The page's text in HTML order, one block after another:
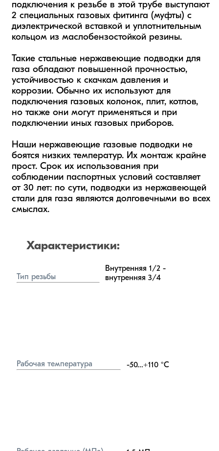
подключения к резьбе в этой трубе выступают
2 специальных газовых фитинга (муфты) с
диэлектрической вставкой и уплотнительным
кольцом из маслобензостойкой резины.
Такие стальные нержавеющие подводки для
газа обладают повышенной прочностью,
устойчивостью к скачкам давления и
коррозии. Обычно их используют для
подключения газовых колонок, плит, котлов,
но также они могут применяться и при
подключении иных газовых приборов.
Наши нержавеющие газовые подводки не
боятся низких температур. Их монтаж крайне
прост. Срок их использования при
соблюдении паспортных условий составляет
от 30 лет: по сути, подводки из нержавеющей
стали для газа являются долговечными во всех
смыслах.
Характеристики:
Тип резьбы
Внутренняя 1/2 -
внутренняя 3/4
Рабочая температура -50...+110 °C